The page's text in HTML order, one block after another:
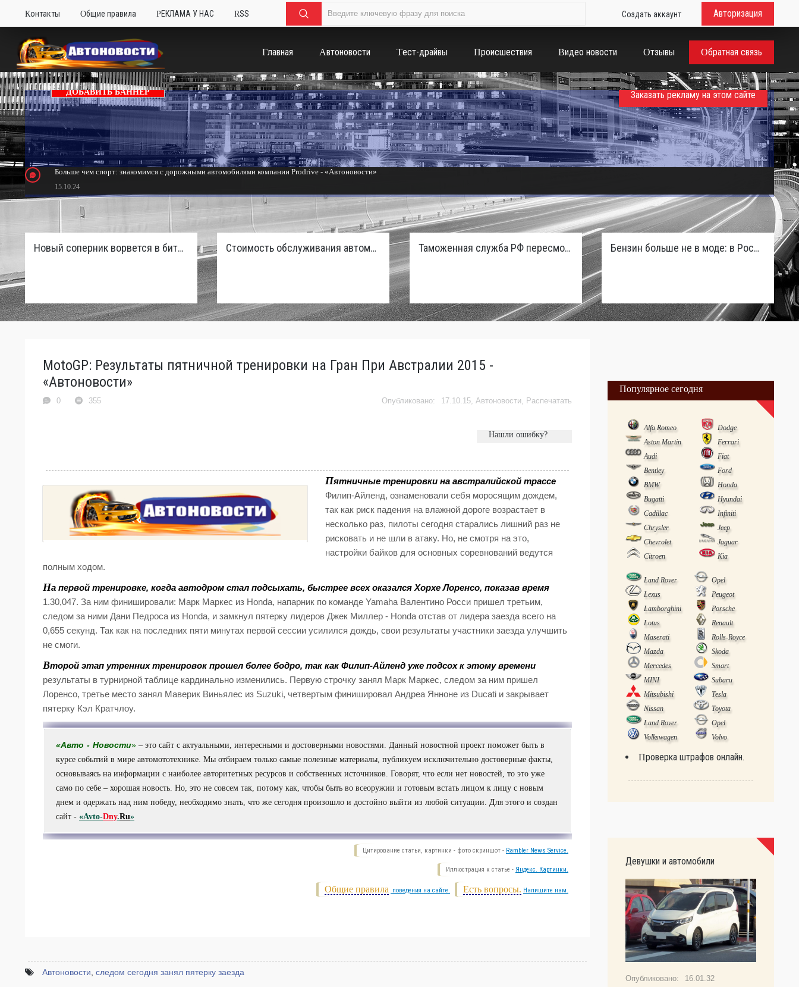
Контакты Общие правила РЕКЛАМА У НАС RSS Создать аккаунт Авторизация
Главная Автоновости Тест-драйвы Происшествия Видео новости Отзывы Обратная связь
ДОБАВИТЬ БАННЕР
Больше чем спорт: знакомимся с дорожными автомобилями компании Prodrive - «Автоновости»
15.10.24
Тюнинг Mitsubishi Eclipse. Самый быстрый передний привод России с бензиновым мотором - «Тюнинг и автоспорт»
Заказать рекламу на этом сайте
Новый соперник ворвется в битву пикапов: Sinotruk S7 с дизелем и 4×4 готовят к старту в России Стоимость обслуживания автомобилей в России вырастет из-за дефицита кадров Таможенная служба РФ пересмотрела правила ввоза машин из ЕАЭС и начисляет пени покупателям Бензин больше не в моде: в России зафиксирован взрывной отказ от двигателей внутреннего сгорания
MotoGP: Результаты пятничной тренировки на Гран При Австралии 2015 -
«Автоновости»
17.10.15, Автоновости, Распечатать
0 355
Нашли ошибку?
Пятничные тренировки на австралийской трассе
Филип-Айленд, ознаменовали себя моросящим дождем,
так как риск падения на влажной дороге возрастает в
несколько раз, пилоты сегодня старались лишний раз не
рисковать и не шли в атаку. Но, не смотря на это,
настройки байков для основных соревнований ведутся
полным ходом.
На первой тренировке, когда автодром стал подсыхать, быстрее всех оказался Хорхе Лоренсо, показав время
1.30,047. За ним финишировали: Марк Маркес из Honda, напарник по команде Yamaha Валентино Росси пришел третьим,
следом за ними Дани Педроса из Honda, и замкнул пятерку лидеров Джек Миллер - Honda отстав от лидера заезда всего на
0,655 секунд. Так как на последних пяти минутах первой сессии усилился дождь, свои результаты участники заезда улучшить
не смоги.
Второй этап утренних тренировок прошел более бодро, так как Филип-Айленд уже подсох к этому времени
результаты в турнирной таблице кардинально изменились. Первую строчку занял Марк Маркес, следом за ним пришел
Лоренсо, третье место занял Маверик Виньялес из Suzuki, четвертым финишировал Андреа Янноне из Ducati и закрывает
пятерку Кэл Кратчлоу.
«Авто -Новости» – это сайт с актуальными, интересными и достоверными новостями. Данный новостной проект поможет быть в
курсе событий в мире автомототехнике. Мы отбираем только самые полезные материалы, публикуем исключительно достоверные факты,
основываясь на информации с наиболее авторитетных ресурсов и собственных источников. Говорят, что если нет новостей, то это уже
само по себе – хорошая новость. Но, это не совсем так, потому как, чтобы быть во всеоружии и готовым встать лицом к лицу с новым
днем и одержать над ним победу, необходимо знать, что же сегодня произошло и достойно выйти из любой ситуации. Для этого и создан
сайт - «Avto-Dny.Ru»
Цитирование статьи, картинки - фото скриншот - Rambler News Service.
Иллюстрация к статье - Яндекс. Картинки.
Есть вопросы. Напишите нам.
Общие правила поведения на сайте.
Автоновости следом сегодня занял пятерку заезда
Популярное сегодня
Alfa Romeo
Dodge
Aston Martin
Ferrari
Audi
Fiat
Bentley
Ford
BMW
Honda
Bugatti
Hyundai
Cadillac
Infiniti
Chrysler
Jeep
Chevrolet
Jaguar
Citroen
Kia
Land Rover
Opel
Lexus
Peugeot
Lamborghini
Porsche
Lotus
Renault
Maserati
Rolls-Royce
Mazda
Skoda
Mercedes
Smart
MINI
Subaru
Mitsubishi
Tesla
Nissan
Toyota
Land Rover
Opel
Volkswagen
Volvo
Проверка штрафов онлайн.
Девушки и автомобили
16.01.32